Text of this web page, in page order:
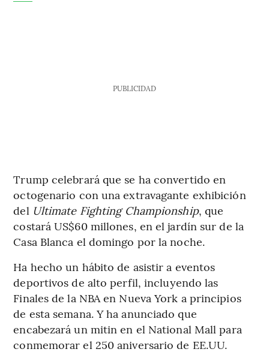
PUBLICIDAD
Trump celebrará que se ha convertido en
octogenario con una extravagante exhibición
del Ultimate Fighting Championship, que
costará US$60 millones, en el jardín sur de la
Casa Blanca el domingo por la noche.
Ha hecho un hábito de asistir a eventos
deportivos de alto perfil, incluyendo las
Finales de la NBA en Nueva York a principios
de esta semana. Y ha anunciado que
encabezará un mitin en el National Mall para
conmemorar el 250 aniversario de EE.UU.